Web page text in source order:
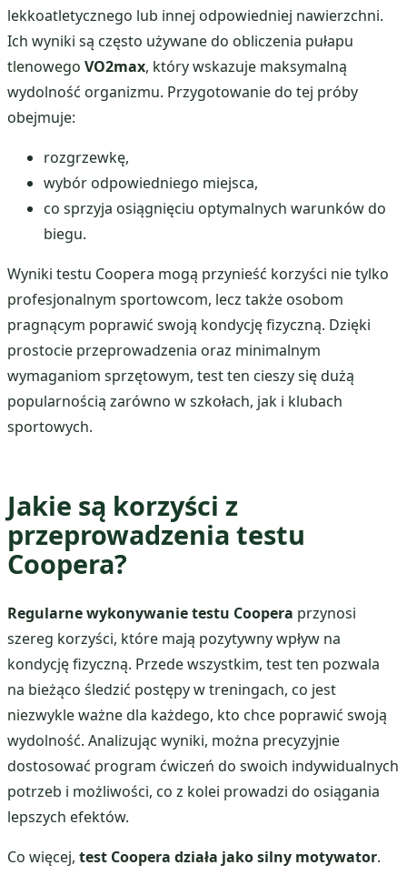
lekkoatletycznego lub innej odpowiedniej nawierzchni.
Ich wyniki są często używane do obliczenia pułapu
tlenowego VO2max, który wskazuje maksymalną
wydolność organizmu. Przygotowanie do tej próby
obejmuje:
rozgrzewkę,
wybór odpowiedniego miejsca,
co sprzyja osiągnięciu optymalnych warunków do
biegu.
Wyniki testu Coopera mogą przynieść korzyści nie tylko
profesjonalnym sportowcom, lecz także osobom
pragnącym poprawić swoją kondycję fizyczną. Dzięki
prostocie przeprowadzenia oraz minimalnym
wymaganiom sprzętowym, test ten cieszy się dużą
popularnością zarówno w szkołach, jak i klubach
sportowych.
Jakie są korzyści z
przeprowadzenia testu
Coopera?
Regularne wykonywanie testu Coopera przynosi
szereg korzyści, które mają pozytywny wpływ na
kondycję fizyczną. Przede wszystkim, test ten pozwala
na bieżąco śledzić postępy w treningach, co jest
niezwykle ważne dla każdego, kto chce poprawić swoją
wydolność. Analizując wyniki, można precyzyjnie
dostosować program ćwiczeń do swoich indywidualnych
potrzeb i możliwości, co z kolei prowadzi do osiągania
lepszych efektów.
Co więcej, test Coopera działa jako silny motywator.